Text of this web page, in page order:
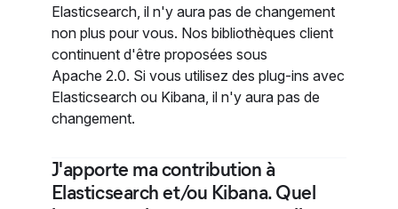
Elasticsearch, il n'y aura pas de changement
non plus pour vous. Nos bibliothèques client
continuent d'être proposées sous
Apache 2.0. Si vous utilisez des plug-ins avec
Elasticsearch ou Kibana, il n'y aura pas de
changement.
J'apporte ma contribution à
Elasticsearch et/ou Kibana. Quel